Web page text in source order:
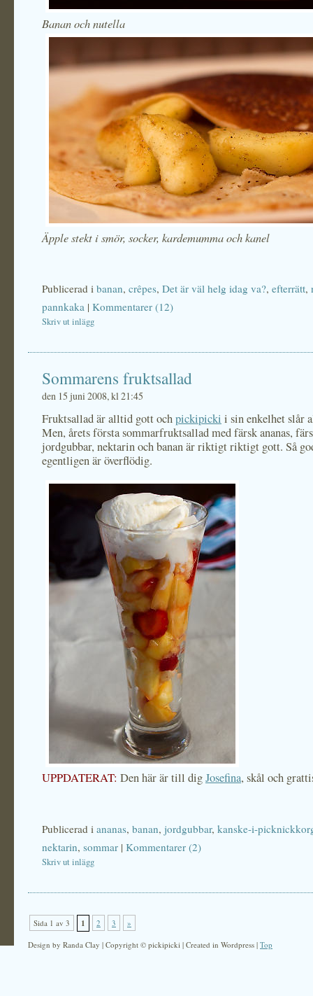
Banan och nutella
Äpple stekt i smör, socker, kardemumma och kanel
Publicerad i banan, crêpes, Det är väl helg idag va?, efterrätt,
pannkaka | Kommentarer (12)
Skriv ut inlägg
Sommarens fruktsallad
den 15 juni 2008, kl 21:45
Fruktsallad är alltid gott ochpickipicki i sin enkelhet slår
Men, årets första sommarfruktsallad med färsk ananas,
jordgubbar, nektarin och banan är riktigt riktigt gott. Så
egentligen är överflödig.
UPPDATERAT: Den här är till digJosefina, skål och
Publicerad i ananas, banan, jordgubbar, kanske-i-
nektarin, sommar | Kommentarer (2)
Skriv ut inlägg
Sida 1 av 3 1 2 3 »
Design by Randa Clay | Copyright © pickipicki | Created in Wordpress | Top